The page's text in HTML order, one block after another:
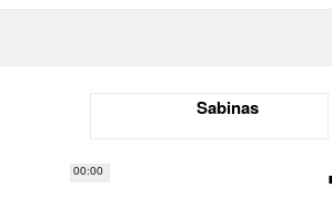
00:00
Sabinas